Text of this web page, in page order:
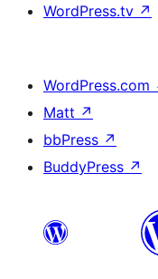
WordPress.tv ↗
WordPress.com
Matt ↗
bbPress ↗
BuddyPress ↗